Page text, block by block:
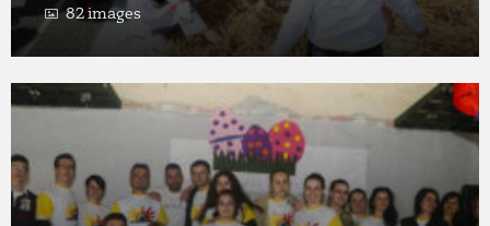
82 images
Open
Gallery